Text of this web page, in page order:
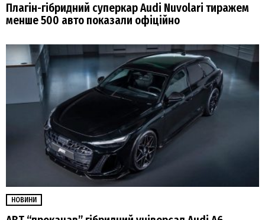
Плагін-гібридний суперкар Audi Nuvolari тиражем
менше 500 авто показали офіційно
НОВИНИ